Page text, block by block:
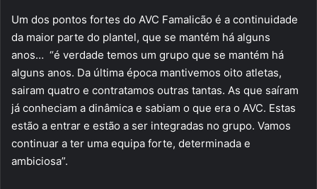
Um dos pontos fortes do AVC Famalicão é a continuidade
da maior parte do plantel, que se mantém há alguns
anos… “é verdade temos um grupo que se mantém há
alguns anos. Da última época mantivemos oito atletas,
sairam quatro e contratamos outras tantas. As que saíram
já conheciam a dinâmica e sabiam o que era o AVC. Estas
estão a entrar e estão a ser integradas no grupo. Vamos
continuar a ter uma equipa forte, determinada e
ambiciosa”.